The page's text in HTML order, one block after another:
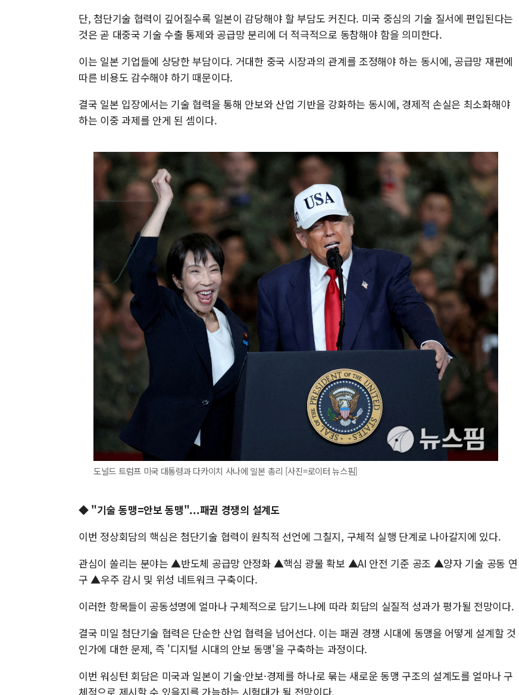
단, 첨단기술 협력이 깊어질수록 일본이 감당해야 할 부담도 커진다. 미국 중심의 기술 질서에 편입된다는
것은 곧 대중국 기술 수출 통제와 공급망 분리에 더 적극적으로 동참해야 함을 의미한다.
이는 일본 기업들에 상당한 부담이다. 거대한 중국 시장과의 관계를 조정해야 하는 동시에, 공급망 재편에
따른 비용도 감수해야 하기 때문이다.
결국 일본 입장에서는 기술 협력을 통해 안보와 산업 기반을 강화하는 동시에, 경제적 손실은 최소화해야
하는 이중 과제를 안게 된 셈이다.
도널드 트럼프 미국 대통령과 다카이치 사나에 일본 총리 [사진=로이터 뉴스핌]
◆ "기술 동맹=안보 동맹"...패권 경쟁의 설계도
이번 정상회담의 핵심은 첨단기술 협력이 원칙적 선언에 그칠지, 구체적 실행 단계로 나아갈지에 있다.
관심이 쏠리는 분야는 ▲반도체 공급망 안정화 ▲핵심 광물 확보 ▲AI 안전 기준 공조 ▲양자 기술 공동 연
구 ▲우주 감시 및 위성 네트워크 구축이다.
이러한 항목들이 공동성명에 얼마나 구체적으로 담기느냐에 따라 회담의 실질적 성과가 평가될 전망이다.
결국 미일 첨단기술 협력은 단순한 산업 협력을 넘어선다. 이는 패권 경쟁 시대에 동맹을 어떻게 설계할 것
인가에 대한 문제, 즉 '디지털 시대의 안보 동맹'을 구축하는 과정이다.
이번 워싱턴 회담은 미국과 일본이 기술·안보·경제를 하나로 묶는 새로운 동맹 구조의 설계도를 얼마나 구
체적으로 제시할 수 있을지를 가늠하는 시험대가 될 전망이다.